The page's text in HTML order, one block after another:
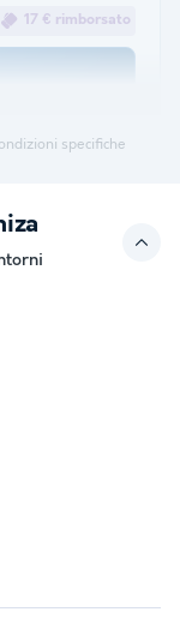
17 € rimborsato
specifiche